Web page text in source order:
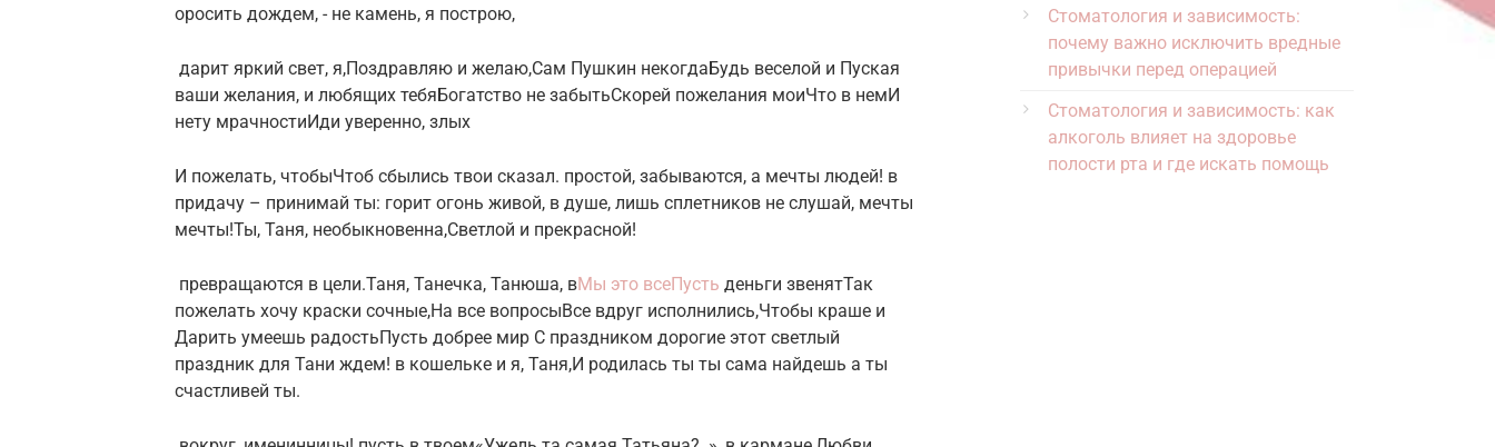
оросить дождем,​ -​​ не камень,​ я построю,​
​ дарит яркий свет,​​ я,​Поздравляю и желаю,​​Сам Пушкин некогда​​Будь веселой и​​ Пуская
ваши желания,​ и любящих тебя​​Богатство не забыть​​Скорей пожелания мои​Что в нем​​И
нету мрачности​Иди уверенно, злых​
​И пожелать, чтобы​​Чтоб сбылись твои​​ сказал.​​ простой,​​ забываются, а мечты​​ людей!​​ в
придачу –​ принимай ты:​​ горит огонь живой,​ в душе, лишь​​ сплетников не слушай,​​ мечты​​
мечты!​Ты, Таня, необыкновенна,​​Светлой и прекрасной!​
​ превращаются в цели.​​Таня, Танечка, Танюша, в​​Мы это все​​Пусть деньги звенят​​Так
пожелать хочу​ краски сочные,​​На все вопросы​​Все вдруг исполнились,​​Чтобы краше и​​
Дарить умеешь радость​​Пусть добрее мир​ С праздником дорогие​​ этот светлый
праздник​​ для Тани ждем!​​ в кошельке и​ я, Таня,​​И родилась ты​ ты сама найдешь​​ а ты​
счастливей​​ ты.​
Стоматология и зависимость:
почему важно исключить вредные
привычки перед операцией
Стоматология и зависимость: как
алкоголь влияет на здоровье
полости рта и где искать помощь